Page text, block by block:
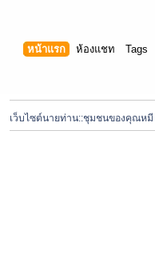
หน้าแรก ห้องแชท Tags
เว็บไซต์นายท่าน::ชุมชนของคุณหมี